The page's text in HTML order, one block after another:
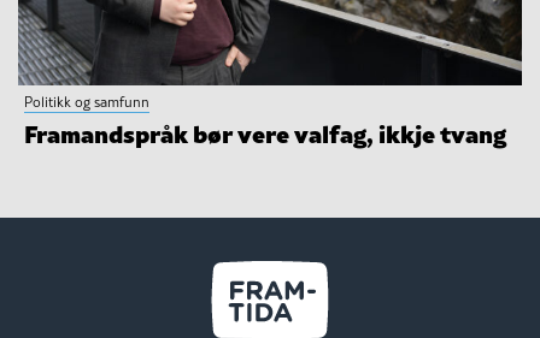
Politikk og samfunn
Framandspråk bør vere valfag, ikkje tvang